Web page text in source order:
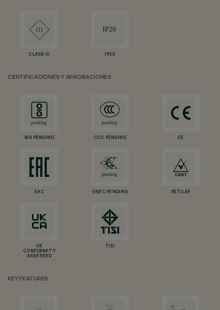
CLASS III IP20
CERTIFICACIONES Y APROBACIONES
BIS PENDING CCC PENDING CE
EAC ENEC PENDING RETILAP
UK
CONFORMITY
ASSESSED
TISI
KEY FEATURES